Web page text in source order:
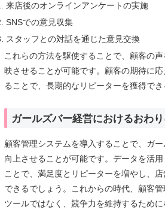
来店後のオンラインアンケートの実施
SNSでの意見収集
スタッフとの対話を通じた意見交換
これらの方法を駆使することで、顧客の
映させることが可能です。顧客の期待に
ることで、長期的なリピーターを獲得でき
ガールズバー経営におけるおわ
顧客管理システムを導入することで、ガ
向上させることが可能です。データを活
ことで、満足度とリピーターを増やし、
できるでしょう。これからの時代、顧客
ツールではなく、競争力を維持するため